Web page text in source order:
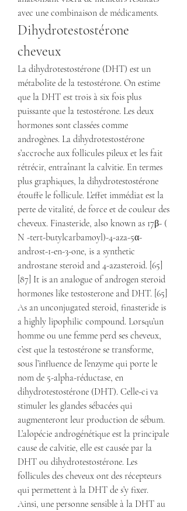
avec une combinaison de médicaments.
Dihydrotestostérone
cheveux
La dihydrotestostérone (DHT) est un
métabolite de la testostérone. On estime
que la DHT est trois à six fois plus
puissante que la testostérone. Les deux
hormones sont classées comme
androgènes. La dihydrotestostérone
s’accroche aux follicules pileux et les fait
rétrécir, entraînant la calvitie. En termes
plus graphiques, la dihydrotestostérone
étouffe le follicule. L’effet immédiat est la
perte de vitalité, de force et de couleur des
cheveux. Finasteride, also known as 17β- (
N -tert-butylcarbamoyl)-4-aza-5α-
androst-1-en-3-one, is a synthetic
androstane steroid and 4-azasteroid. [65]
[87] It is an analogue of androgen steroid
hormones like testosterone and DHT. [65]
As an unconjugated steroid, finasteride is
a highly lipophilic compound. Lorsqu’un
homme ou une femme perd ses cheveux,
c’est que la testostérone se transforme,
sous l’influence de l’enzyme qui porte le
nom de 5-alpha-réductase, en
dihydrotestostérone (DHT). Celle-ci va
stimuler les glandes sébacées qui
augmenteront leur production de sébum.
L’alopécie androgénétique est la principale
cause de calvitie, elle est causée par la
DHT ou dihydrotestostérone. Les
follicules des cheveux ont des récepteurs
qui permettent à la DHT de s’y fixer.
Ainsi, une personne sensible à la DHT au